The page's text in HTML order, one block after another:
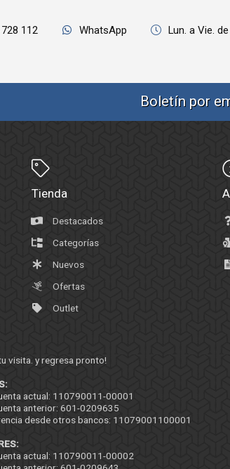
112 WhatsApp Lun. a Vie.
Boletín por
Tienda
Destacados
Categorías
Nuevos
Ofertas
Outlet
visita. y regresa pronto!
actual: 110790011-00001
anterior: 601-0209635
desde otros bancos: 11079001100001
actual: 110790011-00002